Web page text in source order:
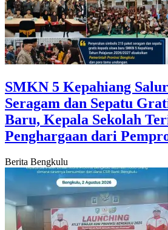
SMKN 5 Kepahiang
Seragam dan Sepatu
Baru, Kepala Sekolah
Penghargaan dari
Berita Bengkulu